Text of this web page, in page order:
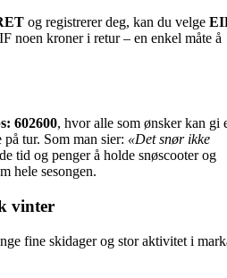
og registrerer deg, kan du velge
noen kroner i retur – en enkel måte å
602600, hvor alle som ønsker kan gi
tur. Som man sier: «Det snør ikke
tid og penger å holde snøscooter og
hele sesongen.
vinter
fine skidager og stor aktivitet i